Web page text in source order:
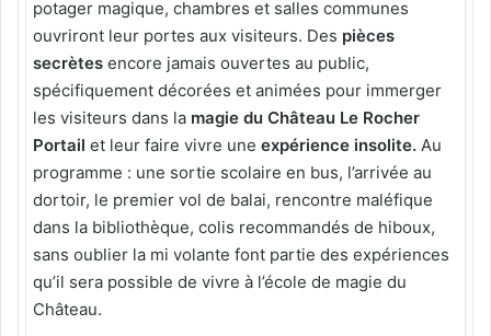
potager magique, chambres et salles communes
ouvriront leur portes aux visiteurs. Des pièces
secrètes encore jamais ouvertes au public,
spécifiquement décorées et animées pour immerger
les visiteurs dans la magie du Château Le Rocher
Portail et leur faire vivre une expérience insolite. Au
programme : une sortie scolaire en bus, l’arrivée au
dortoir, le premier vol de balai, rencontre maléfique
dans la bibliothèque, colis recommandés de hiboux,
sans oublier la mi volante font partie des expériences
qu’il sera possible de vivre à l’école de magie du
Château.